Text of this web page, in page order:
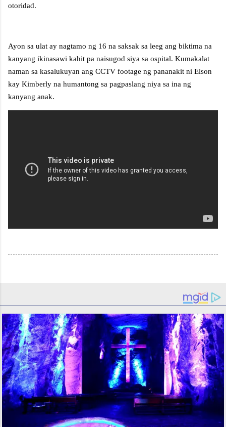
otoridad.
Ayon sa ulat ay nagtamo ng 16 na saksak sa leeg ang biktima na
kanyang ikinasawi kahit pa naisugod siya sa ospital. Kumakalat
naman sa kasalukuyan ang CCTV footage ng pananakit ni Elson
kay Kimberly na humantong sa pagpaslang niya sa ina ng
kanyang anak.